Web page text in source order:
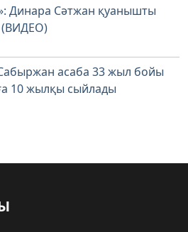
Динара Сәтжан қуанышты
(ВИДЕО)
асаба 33 жыл бойы
10 жылқы сыйлады